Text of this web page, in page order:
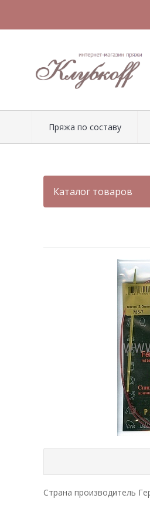
Пряжа по составу
Каталог товаров
Страна производитель